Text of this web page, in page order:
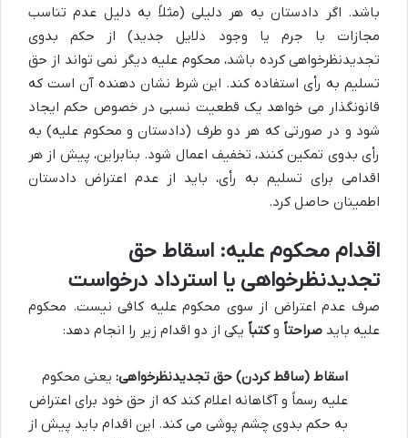
باشد. اگر دادستان به هر دلیلی (مثلاً به دلیل عدم تناسب
مجازات با جرم یا وجود دلایل جدید) از حکم بدوی
تجدیدنظرخواهی کرده باشد، محکوم علیه دیگر نمی تواند از حق
تسلیم به رأی استفاده کند. این شرط نشان دهنده آن است که
قانونگذار می خواهد یک قطعیت نسبی در خصوص حکم ایجاد
شود و در صورتی که هر دو طرف (دادستان و محکوم علیه) به
رأی بدوی تمکین کنند، تخفیف اعمال شود. بنابراین، پیش از هر
اقدامی برای تسلیم به رأی، باید از عدم اعتراض دادستان
اطمینان حاصل کرد.
اقدام محکوم علیه: اسقاط حق
تجدیدنظرخواهی یا استرداد درخواست
صرف عدم اعتراض از سوی محکوم علیه کافی نیست. محکوم
علیه باید صراحتاً وکتباً یکی از دو اقدام زیر را انجام دهد:
اسقاط (ساقط کردن) حق تجدیدنظرخواهی: یعنی محکوم
علیه رسماً و آگاهانه اعلام کند که از حق خود برای اعتراض
به حکم بدوی چشم پوشی می کند. این اقدام باید پیش از